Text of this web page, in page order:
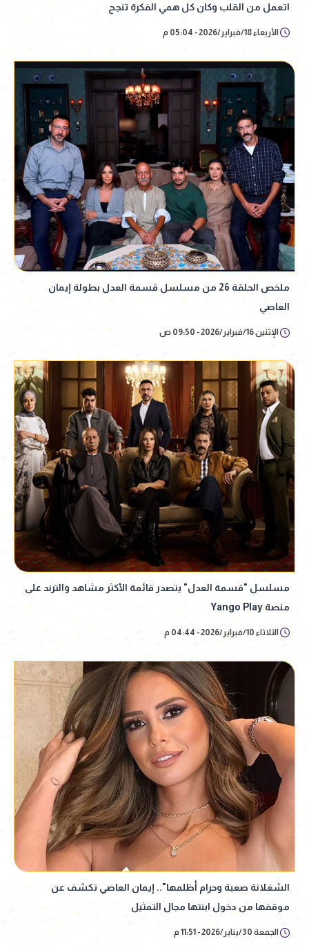
اتعمل من القلب وكان كل همي الفكرة تنجح
الأربعاء 18/فبراير/2026 - 05:04 م
ملخص الحلقة 26 من مسلسل قسمة العدل بطولة إيمان
العاصي
الإثنين 16/فبراير/2026 - 09:50 ص
مسلسل "قسمة العدل" يتصدر قائمة الأكثر مشاهد والترند على
منصة Yango Play
الثلاثاء 10/فبراير/2026 - 04:44 م
الشغلانة صعبة وحرام أظلمها".. إيمان العاصي تكشف عن
موقفها من دخول ابنتها مجال التمثيل
الجمعة 30/يناير/2026 - 11:51 م